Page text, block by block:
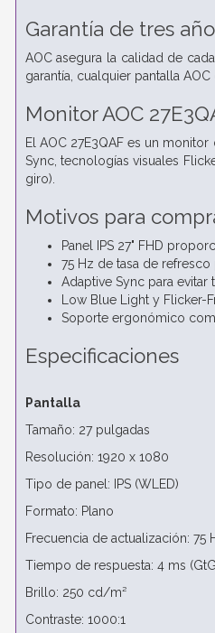
Garantía de tres
AOC asegura la calidad de
garantía, cualquier pantalla
Monitor AOC
El AOC 27E3QAF es un
Sync, tecnologías visuales
giro).
Motivos para
Panel IPS 27" FHD
75 Hz de tasa de
Adaptive Sync para evitar
Low Blue Light y Flicker-
Soporte ergonómico
Especificaciones
Pantalla
Tamaño: 27 pulgadas
Resolución: 1920 x 1080
Tipo de panel: IPS (WLED)
Formato: Plano
Frecuencia de actualización: 75
Tiempo de respuesta: 4 ms
Brillo: 250 cd/m²
Contraste: 1000:1